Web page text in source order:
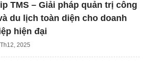
TMS – Giải pháp quản trị công
du lịch toàn diện cho doanh
hiện đại
2025